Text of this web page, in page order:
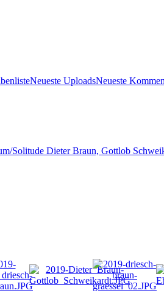
Neueste UploadsNeueste